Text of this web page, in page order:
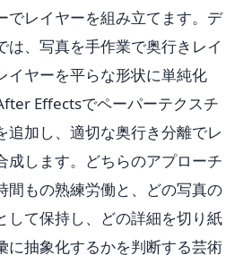
でレイヤーを組み立てます。デ
は、写真を手作業で奥行きレイ
イヤーを平らな形状に単純化
Effectsでペーパーテクスチ
追加し、適切な奥行き分離でレ
成します。どちらのアプローチ
間もの熟練労働と、どの写真の
して保持し、どの詳細を切り紙
に抽象化するかを判断する芸術